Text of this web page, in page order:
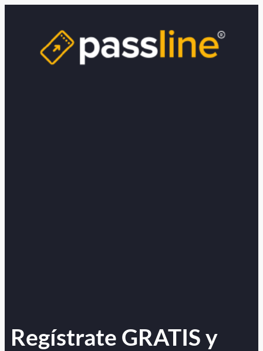
Regístrate GRATIS y